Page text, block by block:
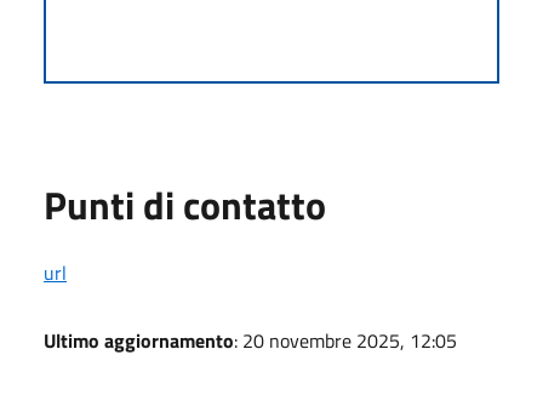
Punti di contatto
url
Ultimo aggiornamento: 20 novembre 2025, 12:05